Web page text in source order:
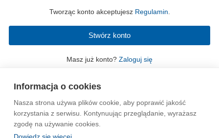
Informacja o cookies
Nasza strona używa plików cookie, aby poprawić jakość
korzystania z serwisu. Kontynuując przeglądanie, wyrażasz
zgodę na używanie cookies.
Tworząc konto akceptujesz Regulamin
Masz już konto? Zaloguj się
Wytyczne dla społeczności Regulamin Prywatność
Reklama Kontakt